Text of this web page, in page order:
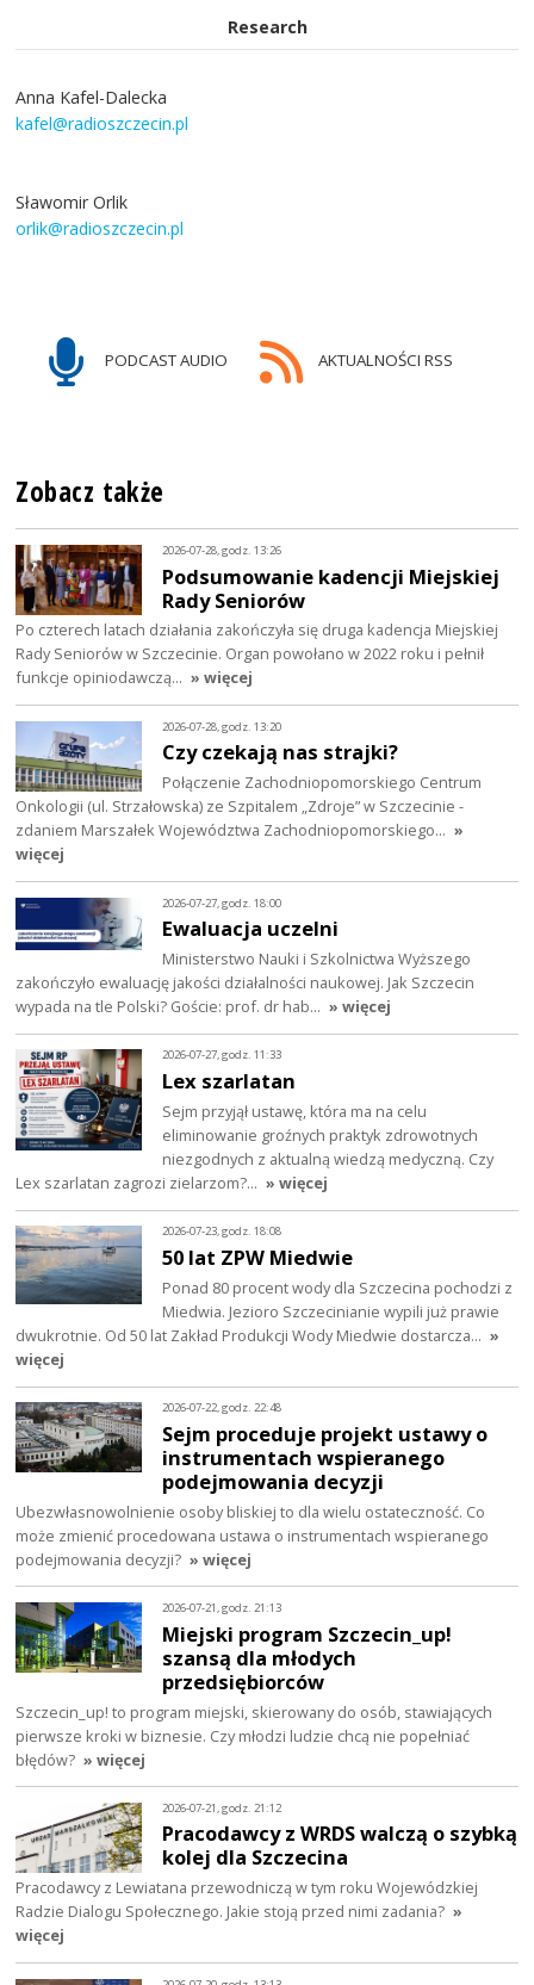
Research
Anna Kafel-Dalecka
kafel@radioszczecin.pl
Sławomir Orlik
orlik@radioszczecin.pl
PODCAST AUDIO AKTUALNOŚCI RSS
Zobacz także
2026-07-28, godz. 13:26
Podsumowanie kadencji Miejskiej
Rady Seniorów
Po czterech latach działania zakończyła się druga kadencja Miejskiej
Rady Seniorów w Szczecinie. Organ powołano w 2022 roku i pełnił
funkcje opiniodawczą… » więcej
2026-07-28, godz. 13:20
Czy czekają nas strajki?
Połączenie Zachodniopomorskiego Centrum
Onkologii (ul. Strzałowska) ze Szpitalem „Zdroje” w Szczecinie -
zdaniem Marszałek Województwa Zachodniopomorskiego… »
więcej
2026-07-27, godz. 18:00
Ewaluacja uczelni
Ministerstwo Nauki i Szkolnictwa Wyższego
zakończyło ewaluację jakości działalności naukowej. Jak Szczecin
wypada na tle Polski? Goście: prof. dr hab… » więcej
2026-07-27, godz. 11:33
Lex szarlatan
Sejm przyjął ustawę, która ma na celu
eliminowanie groźnych praktyk zdrowotnych
niezgodnych z aktualną wiedzą medyczną. Czy
Lex szarlatan zagrozi zielarzom?… » więcej
2026-07-23, godz. 18:08
50 lat ZPW Miedwie
Ponad 80 procent wody dla Szczecina pochodzi z
Miedwia. Jezioro Szczecinianie wypili już prawie
dwukrotnie. Od 50 lat Zakład Produkcji Wody Miedwie dostarcza… »
więcej
2026-07-22, godz. 22:48
Sejm proceduje projekt ustawy o
instrumentach wspieranego
podejmowania decyzji
Ubezwłasnowolnienie osoby bliskiej to dla wielu ostateczność. Co
może zmienić procedowana ustawa o instrumentach wspieranego
podejmowania decyzji? » więcej
2026-07-21, godz. 21:13
Miejski program Szczecin_up!
szansą dla młodych
przedsiębiorców
Szczecin_up! to program miejski, skierowany do osób, stawiających
pierwsze kroki w biznesie. Czy młodzi ludzie chcą nie popełniać
błędów? » więcej
2026-07-21, godz. 21:12
Pracodawcy z WRDS walczą o szybką
kolej dla Szczecina
Pracodawcy z Lewiatana przewodniczą w tym roku Wojewódzkiej
Radzie Dialogu Społecznego. Jakie stoją przed nimi zadania? »
więcej